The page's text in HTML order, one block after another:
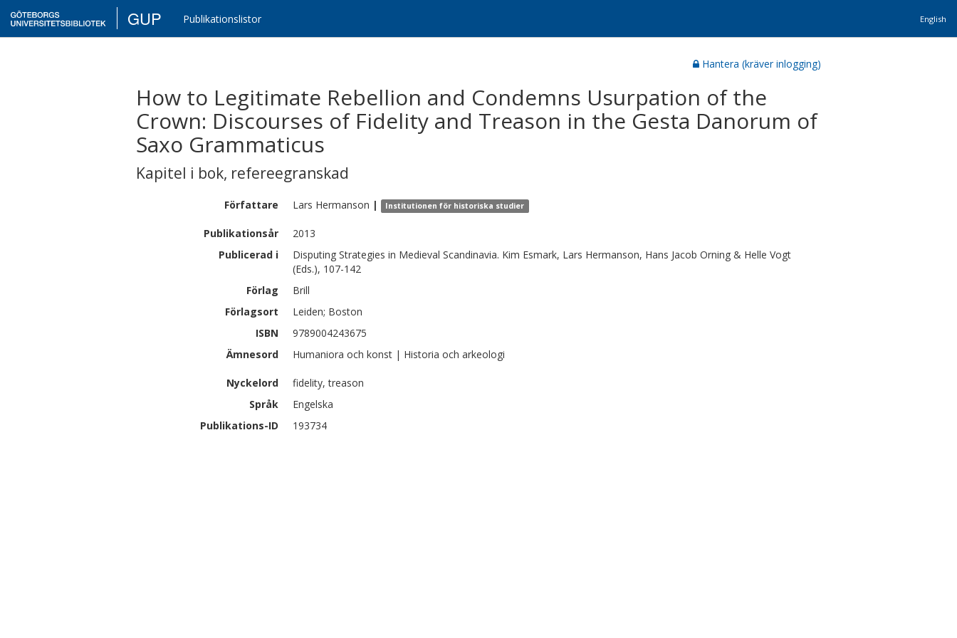
GUP Publikationslistor English
Hantera (kräver inlogging)
How to Legitimate Rebellion and Condemns Usurpation of the
Crown: Discourses of Fidelity and Treason in the Gesta Danorum of
Saxo Grammaticus
Kapitel i bok, refereegranskad
Författare Lars Hermanson | Institutionen för historiska studier
Publikationsår
2013
Publicerad i
Disputing Strategies in Medieval Scandinavia. Kim Esmark, Lars Hermanson, Hans Jacob Orning & Helle Vogt
(Eds.), 107-142
Förlag
Brill
Förlagsort
Leiden; Boston
ISBN
9789004243675
Ämnesord
Humaniora och konst | Historia och arkeologi
Nyckelord
fidelity, treason
Språk
Engelska
Publikations-ID
193734